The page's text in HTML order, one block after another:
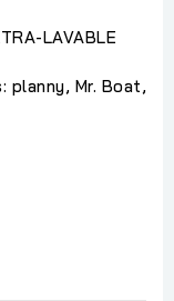
LAVABLE
Mr. Boat,